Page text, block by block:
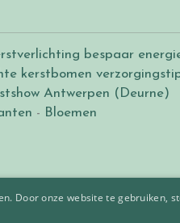
bespaar
kerstbomen
Antwerpen (Deurne)
- Bloemen
Door onze website te gebruiken,